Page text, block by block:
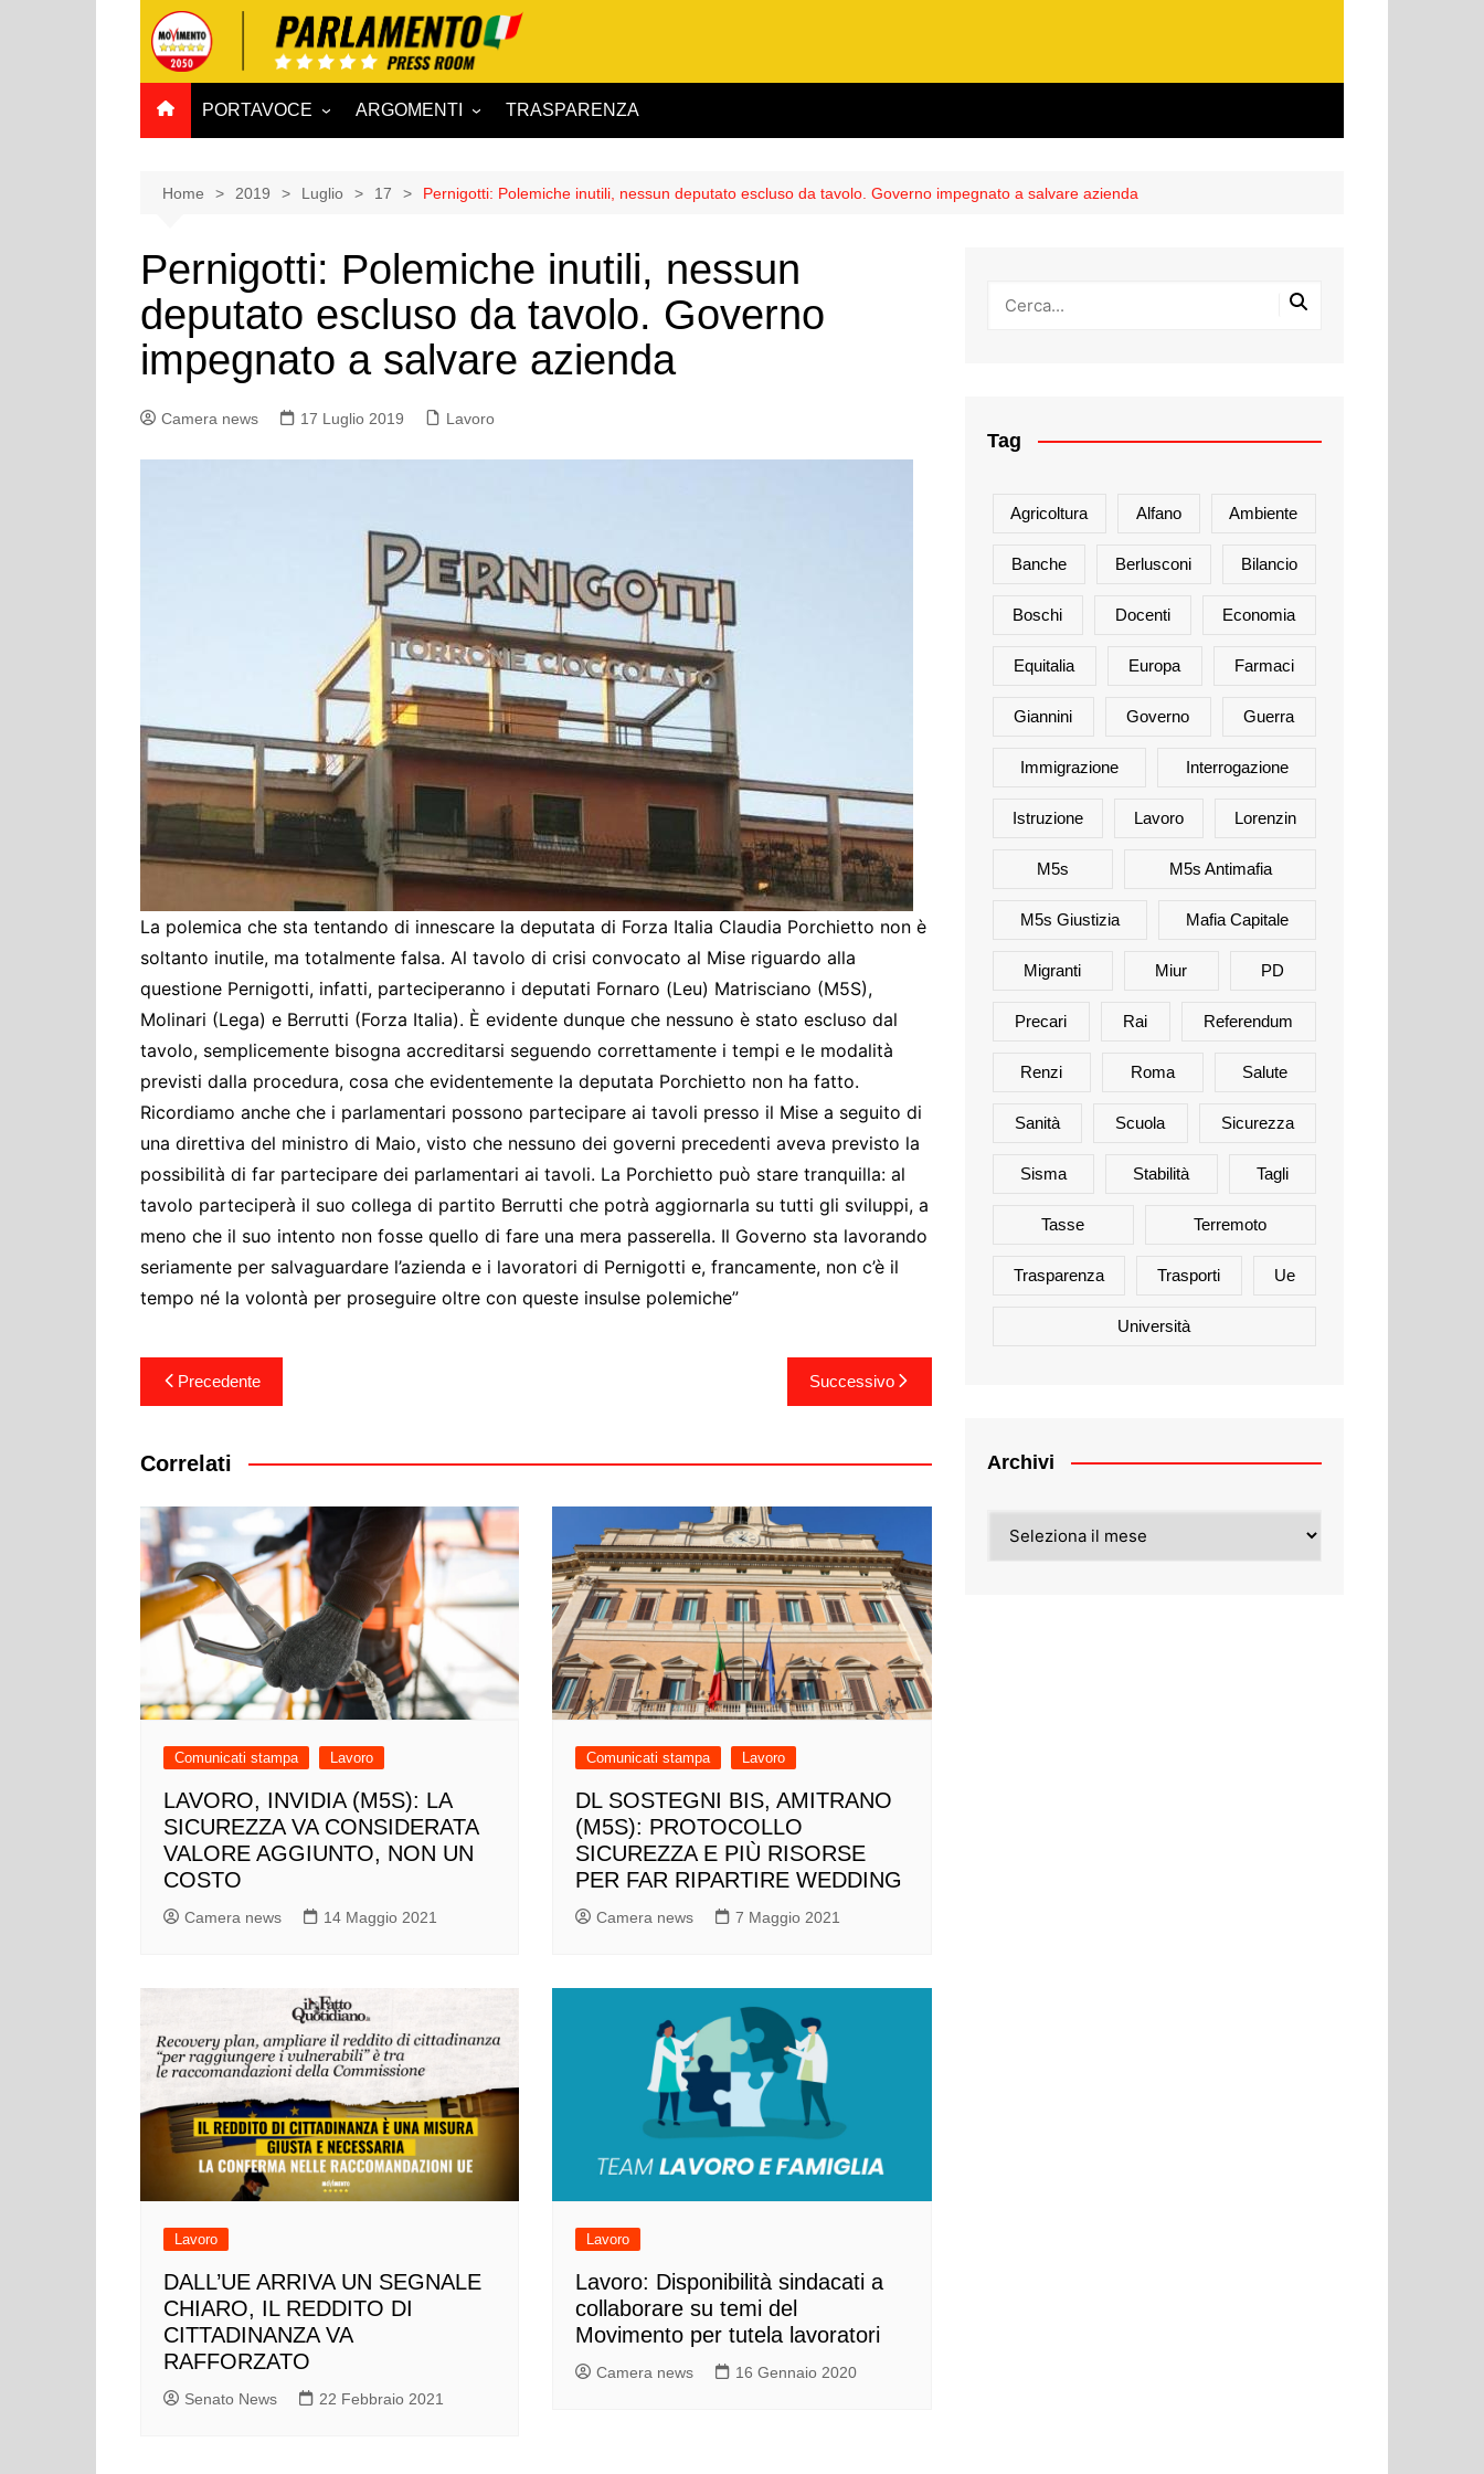
PORTAVOCE
SENATO
ARGOMENTI
Affari esteri
Agricoltura e agroalimentare
Ambiente e Territorio
Attività produttive
Bilancio
Rai
Difesa
Eventi
Finanze e tesoro
Giustizia
Lavori pubblici e Trasporti
Lavoro
Politiche europee
TRASPARENZA
Home 2019 Luglio 17 Pernigotti: Polemiche inutili, nessun deputato escluso da tavolo. Governo impegnato a salvare azienda
Pernigotti: Polemiche inutili, nessun
deputato escluso da tavolo. Governo
impegnato a salvare azienda
Camera news 17 Luglio 2019 Lavoro
La polemica che sta tentando di innescare la deputata di Forza Italia Claudia Porchietto non è
soltanto inutile, ma totalmente falsa. Al tavolo di crisi convocato al Mise riguardo alla
questione Pernigotti, infatti, parteciperanno i deputati Fornaro (Leu) Matrisciano (M5S),
Molinari (Lega) e Berrutti (Forza Italia). È evidente dunque che nessuno è stato escluso dal
tavolo, semplicemente bisogna accreditarsi seguendo correttamente i tempi e le modalità
previsti dalla procedura, cosa che evidentemente la deputata Porchietto non ha fatto.
Ricordiamo anche che i parlamentari possono partecipare ai tavoli presso il Mise a seguito di
una direttiva del ministro di Maio, visto che nessuno dei governi precedenti aveva previsto la
possibilità di far partecipare dei parlamentari ai tavoli. La Porchietto può stare tranquilla: al
tavolo parteciperà il suo collega di partito Berrutti che potrà aggiornarla su tutti gli sviluppi, a
meno che il suo intento non fosse quello di fare una mera passerella. Il Governo sta lavorando
seriamente per salvaguardare l’azienda e i lavoratori di Pernigotti e, francamente, non c’è il
tempo né la volontà per proseguire oltre con queste insulse polemiche”
Navigazione
articoli
Precedente Successivo
Correlati
Comunicati stampa Lavoro
LAVORO, INVIDIA (M5S): LA
SICUREZZA VA CONSIDERATA
VALORE AGGIUNTO, NON UN
COSTO
Camera news 14 Maggio 2021
Comunicati stampa Lavoro
DL SOSTEGNI BIS, AMITRANO
(M5S): PROTOCOLLO
SICUREZZA E PIÙ RISORSE
PER FAR RIPARTIRE WEDDING
Camera news 7 Maggio 2021
Lavoro
DALL’UE ARRIVA UN SEGNALE
CHIARO, IL REDDITO DI
CITTADINANZA VA
RAFFORZATO
Senato News 22 Febbraio 2021
Lavoro
Lavoro: Disponibilità sindacati a
collaborare su temi del
Movimento per tutela lavoratori
Camera news 16 Gennaio 2020
Tag
Agricoltura Alfano Ambiente
Banche Berlusconi Bilancio
Boschi Docenti Economia
Equitalia Europa Farmaci
Giannini Governo Guerra
Immigrazione Interrogazione
Istruzione Lavoro Lorenzin
M5s M5s Antimafia
M5s Giustizia Mafia Capitale
Migranti Miur PD
Precari Rai Referendum
Renzi Roma Salute
Sanità Scuola Sicurezza
Sisma Stabilità Tagli
Tasse Terremoto
Trasparenza Trasporti Ue
Università
Archivi